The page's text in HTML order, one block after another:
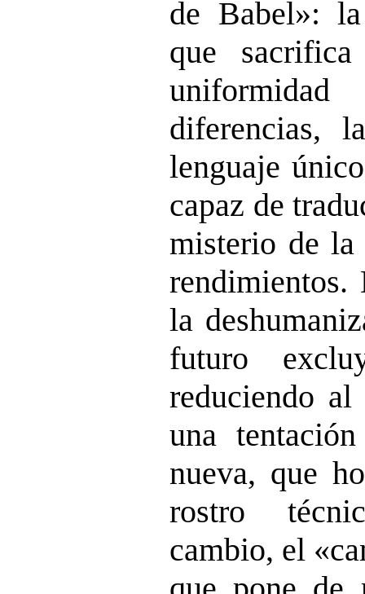
de Babel»:
que
diferencias,
lenguaje
capaz de
misterio de la
rendimientos.
la
futuro
reduciendo
una
nueva, que
rostro
cambio, el